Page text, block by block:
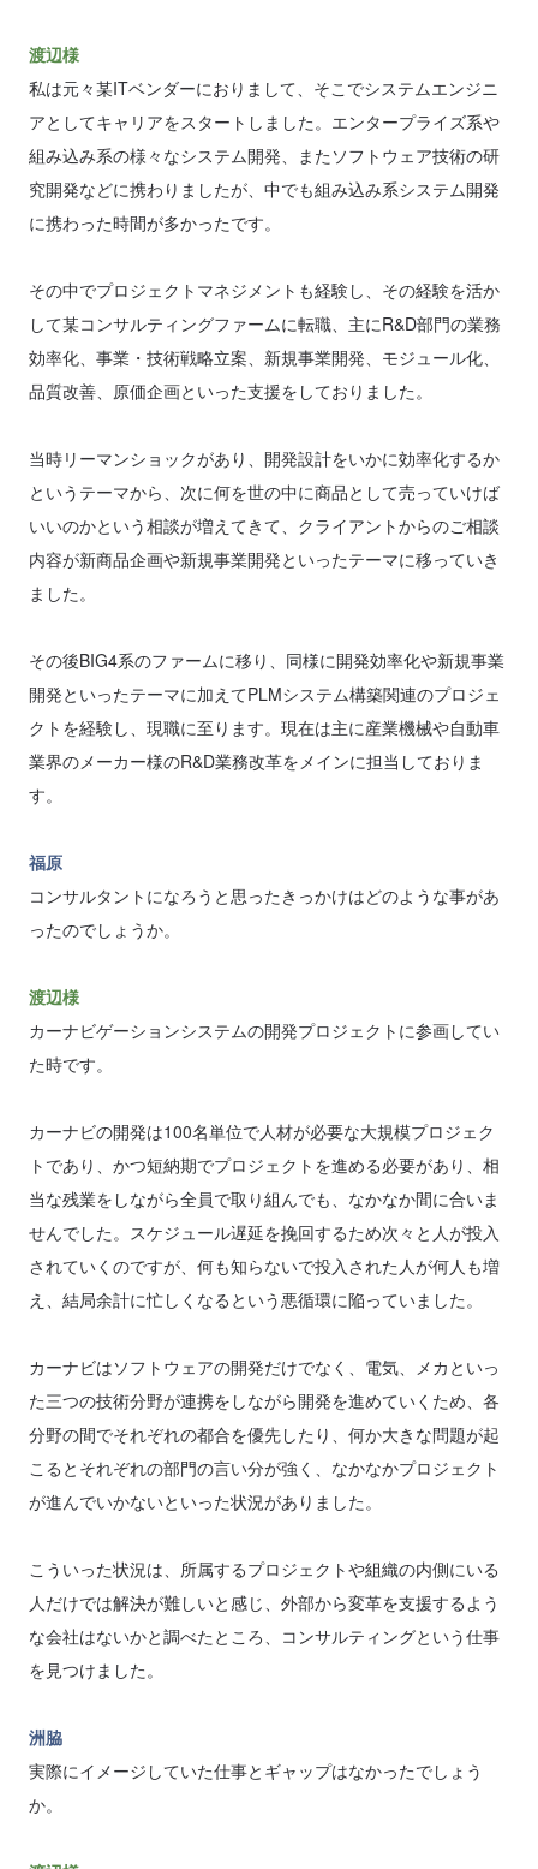
渡辺様
私は元々某ITベンダーにおりまして、そこでシステムエンジニ
アとしてキャリアをスタートしました。エンタープライズ系や
組み込み系の様々なシステム開発、またソフトウェア技術の研
究開発などに携わりましたが、中でも組み込み系システム開発
に携わった時間が多かったです。
その中でプロジェクトマネジメントも経験し、その経験を活か
して某コンサルティングファームに転職、主にR&D部門の業務
効率化、事業・技術戦略立案、新規事業開発、モジュール化、
品質改善、原価企画といった支援をしておりました。
当時リーマンショックがあり、開発設計をいかに効率化するか
というテーマから、次に何を世の中に商品として売っていけば
いいのかという相談が増えてきて、クライアントからのご相談
内容が新商品企画や新規事業開発といったテーマに移っていき
ました。
その後BIG4系のファームに移り、同様に開発効率化や新規事業
開発といったテーマに加えてPLMシステム構築関連のプロジェ
クトを経験し、現職に至ります。現在は主に産業機械や自動車
業界のメーカー様のR&D業務改革をメインに担当しておりま
す。
福原
コンサルタントになろうと思ったきっかけはどのような事があ
ったのでしょうか。
渡辺様
カーナビゲーションシステムの開発プロジェクトに参画してい
た時です。
カーナビの開発は100名単位で人材が必要な大規模プロジェク
トであり、かつ短納期でプロジェクトを進める必要があり、相
当な残業をしながら全員で取り組んでも、なかなか間に合いま
せんでした。スケジュール遅延を挽回するため次々と人が投入
されていくのですが、何も知らないで投入された人が何人も増
え、結局余計に忙しくなるという悪循環に陥っていました。
カーナビはソフトウェアの開発だけでなく、電気、メカといっ
た三つの技術分野が連携をしながら開発を進めていくため、各
分野の間でそれぞれの都合を優先したり、何か大きな問題が起
こるとそれぞれの部門の言い分が強く、なかなかプロジェクト
が進んでいかないといった状況がありました。
こういった状況は、所属するプロジェクトや組織の内側にいる
人だけでは解決が難しいと感じ、外部から変革を支援するよう
な会社はないかと調べたところ、コンサルティングという仕事
を見つけました。
洲脇
実際にイメージしていた仕事とギャップはなかったでしょう
か。